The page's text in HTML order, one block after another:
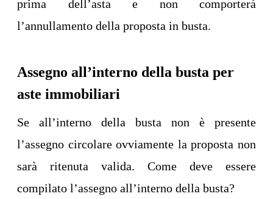
prima dell’asta e non comporterà
l’annullamento della proposta in busta.
Assegno all’interno della busta per
aste immobiliari
Se all’interno della busta non è presente
l’assegno circolare ovviamente la proposta non
sarà ritenuta valida. Come deve essere
compilato l’assegno all’interno della busta?